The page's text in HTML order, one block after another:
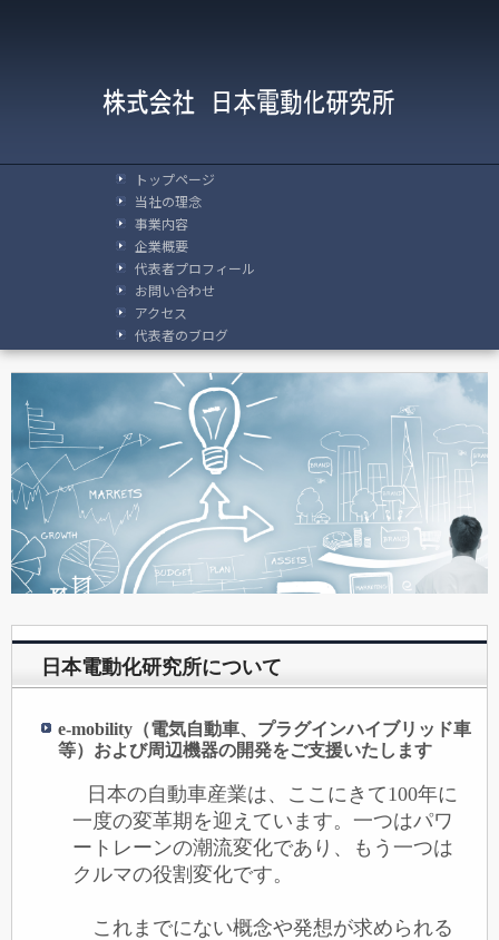
トップページ
当社の理念
事業内容
企業概要
代表者プロフィール
お問い合わせ
アクセス
代表者のブログ
日本電動化研究所について
e-mobility（電気自動車、プラグインハイブリッド車
等） および周辺機器の開発をご支援いたします
日本の自動車産業は、ここにきて100年に
一度の変革期を迎えています。一つはパワ
ートレーンの潮流変化であり、もう一つは
クルマの役割変化です。
これまでにない概念や発想が求められる